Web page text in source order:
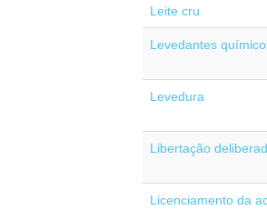
Leite cru
Levedantes
Levedura
Libertação
Licenciamento da